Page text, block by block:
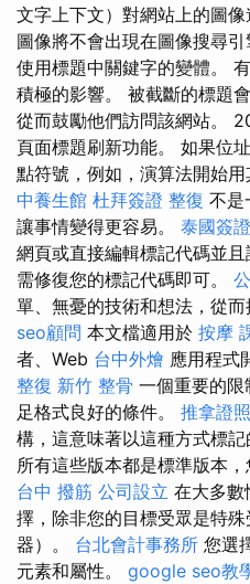
文字上下文）對網站上的圖
圖像將不會出現在圖像搜尋
使用標題中關鍵字的變體。
積極的影響。 被截斷的標題
從而鼓勵他們訪問該網站。
頁面標題刷新功能。 如果位
點符號，例如，演算法開始
中養生館 杜拜簽證 整復 不
讓事情變得更容易。 泰國簽證
網頁或直接編輯標記代碼並
需修復您的標記代碼即可。
單、無憂的技術和想法，從而
seo顧問 本文檔適用於 按摩
者、Web 台中外燴 應用程式
整復 新竹 整骨 一個重要的
足格式良好的條件。 推拿證照
構，這意味著以這種方式標記
所有這些版本都是標準版本，
台中 撥筋 公司設立 在大多數
擇，除非您的目標受眾是特
器）。 台北會計事務所 您選
元素和屬性。 google seo教